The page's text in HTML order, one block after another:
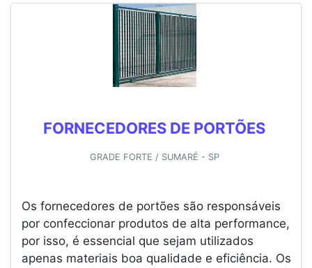
FORNECEDORES DE PORTÕES
GRADE FORTE / SUMARÉ - SP
Os fornecedores de portões são responsáveis
por confeccionar produtos de alta performance,
por isso, é essencial que sejam utilizados
apenas materiais boa qualidade e eficiência. Os